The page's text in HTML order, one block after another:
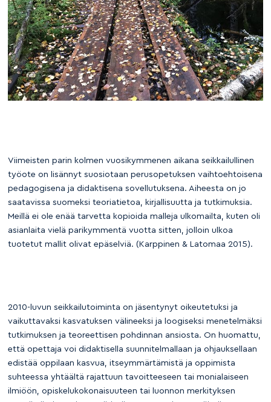
Viimeisten parin kolmen vuosikymmenen aikana seikkailullinen
työote on lisännyt suosiotaan perusopetuksen vaihtoehtoisena
pedagogisena ja didaktisena sovellutuksena. Aiheesta on jo
saatavissa suomeksi teoriatietoa, kirjallisuutta ja tutkimuksia.
Meillä ei ole enää tarvetta kopioida malleja ulkomailta, kuten oli
asianlaita vielä parikymmentä vuotta sitten, jolloin ulkoa
tuotetut mallit olivat epäselviä. (Karppinen & Latomaa 2015).
2010-luvun seikkailutoiminta on jäsentynyt oikeutetuksi ja
vaikuttavaksi kasvatuksen välineeksi ja loogiseksi menetelmäksi
tutkimuksen ja teoreettisen pohdinnan ansiosta. On huomattu,
että opettaja voi didaktisella suunnitelmallaan ja ohjauksellaan
edistää oppilaan kasvua, itseymmärtämistä ja oppimista
suhteessa yhtäältä rajattuun tavoitteeseen tai monialaiseen
ilmiöön, opiskelukokonaisuuteen tai luonnon merkityksen